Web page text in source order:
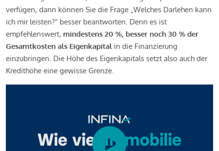
verfügen, dann können Sie die Frage „Welches Darlehen kann
ich mir leisten?“ besser beantworten. Denn es ist
empfehlenswert, mindestens 20 %, besser noch 30 % der
Gesamtkosten als Eigenkapital in die Finanzierung
einzubringen. Die Höhe des Eigenkapitals setzt also auch der
Kredithöhe eine gewisse Grenze.